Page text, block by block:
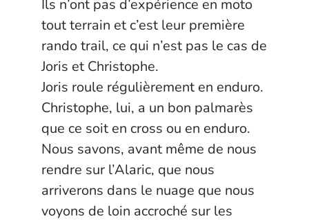
Ils n’ont pas d’expérience en moto
tout terrain et c’est leur première
rando trail, ce qui n’est pas le cas de
Joris et Christophe.
Joris roule régulièrement en enduro.
Christophe, lui, a un bon palmarès
que ce soit en cross ou en enduro.
Nous savons, avant même de nous
rendre sur l’Alaric, que nous
arriverons dans le nuage que nous
voyons de loin accroché sur les